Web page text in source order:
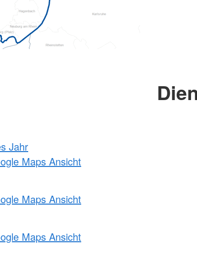
Jahr
Maps Ansicht
Maps Ansicht
Maps Ansicht